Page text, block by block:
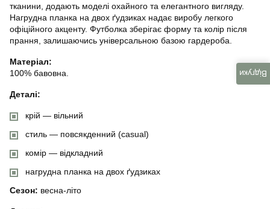
тканини, додають моделі охайного та елегантного вигляду.
Нагрудна планка на двох ґудзиках надає виробу легкого
офіційного акценту. Футболка зберігає форму та колір після
прання, залишаючись універсальною базою гардероба.
Матеріал:
100% бавовна.
Деталі:
крій — вільний
стиль — повсякденний (casual)
комір — відкладний
нагрудна планка на двох ґудзиках
Сезон: весна-літо
Відгуки